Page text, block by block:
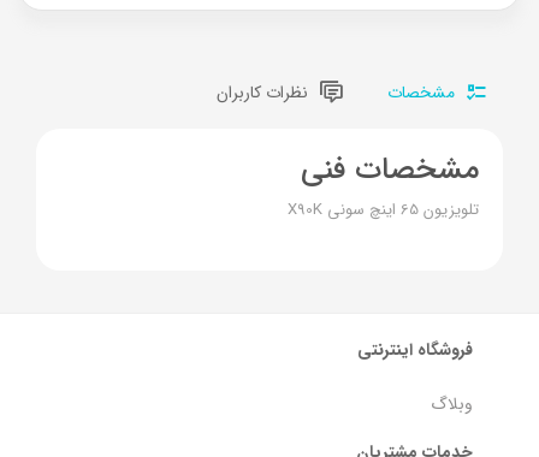
مشخصات نظرات کاربران
مشخصات فنی
تلویزیون 65 اینچ سونی X90K
فروشگاه اینترنتی
وبلاگ
خدمات مشتریان